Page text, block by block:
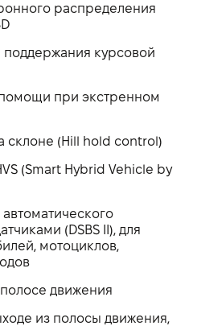
распределения
поддержания курсовой
при экстренном
склоне (Hill hold control)
(Smart Hybrid Vehicle by
(DSBS II), для
мотоциклов,
движения
из полосы движения,